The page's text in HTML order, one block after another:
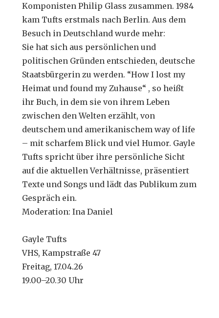
Komponisten Philip Glass zusammen. 1984
kam Tufts erstmals nach Berlin. Aus dem
Besuch in Deutschland wurde mehr:
Sie hat sich aus persönlichen und
politischen Gründen entschieden, deutsche
Staatsbürgerin zu werden. “How I lost my
Heimat und found my Zuhause“ , so heißt
ihr Buch, in dem sie von ihrem Leben
zwischen den Welten erzählt, von
deutschem und amerikanischem way of life
– mit scharfem Blick und viel Humor. Gayle
Tufts spricht über ihre persönliche Sicht
auf die aktuellen Verhältnisse, präsentiert
Texte und Songs und lädt das Publikum zum
Gespräch ein.
Moderation: Ina Daniel
Gayle Tufts
VHS, Kampstraße 47
Freitag, 17.04.26
19.00–20.30 Uhr